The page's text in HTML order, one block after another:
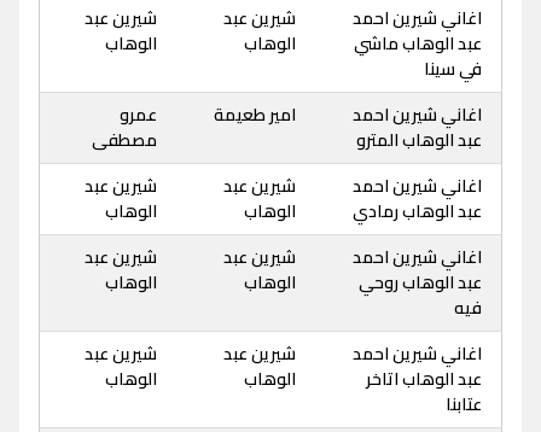
اغاني شيرين احمد
عبد الوهاب ماشي
في سينا
شيرين عبد
الوهاب
شيرين عبد
الوهاب
اغاني شيرين احمد
عبد الوهاب المترو
امير طعيمة
عمرو
مصطفى
اغاني شيرين احمد
عبد الوهاب رمادي
شيرين عبد
الوهاب
شيرين عبد
الوهاب
اغاني شيرين احمد
عبد الوهاب روحي
فيه
شيرين عبد
الوهاب
شيرين عبد
الوهاب
اغاني شيرين احمد
عبد الوهاب اتاخر
عتابنا
شيرين عبد
الوهاب
شيرين عبد
الوهاب